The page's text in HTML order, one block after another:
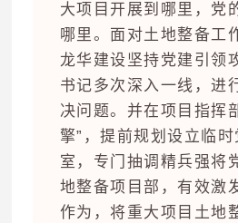
大项目开展到哪里，党
哪里。面对土地整备工
龙华建设坚持党建引领
书记多次深入一线，进
决问题。并在项目指挥
擎”，提前规划设立临
室，专门抽调精兵强将
地整备项目部，有效激
作为，将重大项目土地